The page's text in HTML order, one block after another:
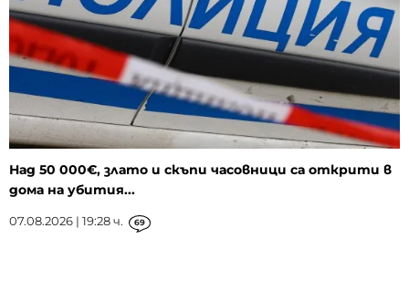
Над 50 000€, злато и скъпи часовници са открити в
дома на убития...
07.08.2026 | 19:28 ч. 69